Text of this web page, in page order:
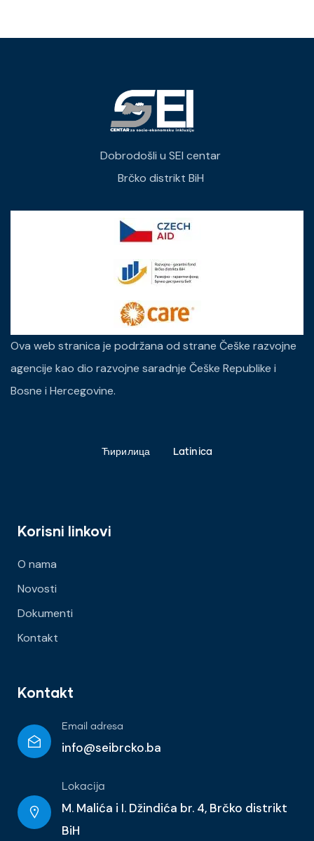
Dobrodošli u SEI centar
Brčko distrikt BiH
Ova web stranica je podržana od strane Češke razvojne
agencije kao dio razvojne saradnje Češke Republike i
Bosne i Hercegovine.
Ћирилица Latinica
Korisni linkovi
O nama
Novosti
Dokumenti
Kontakt
Kontakt
Email adresa
info@seibrcko.ba
Lokacija
M. Malića i I. Džindića br. 4, Brčko distrikt
BiH